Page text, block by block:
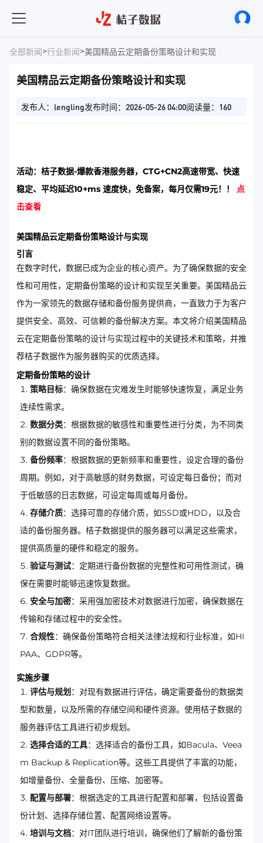
全部新闻>行业新闻>美国精品云定期备份策略设计和实现
美国精品云定期备份策略设计和实现
发布人：lengling发布时间：2026-05-26 04:00阅读量：160
活动：桔子数据-爆款香港服务器，CTG+CN2高速带宽、快速
稳定、平均延迟10+ms 速度快，免备案，每月仅需19元！！ 点
击查看
美国精品云定期备份策略设计与实现
引言
在数字时代，数据已成为企业的核心资产。为了确保数据的安全
性和可用性，定期备份策略的设计和实现至关重要。美国精品云
作为一家领先的数据存储和备份服务提供商，一直致力于为客户
提供安全、高效、可信赖的备份解决方案。本文将介绍美国精品
云在定期备份策略的设计与实现过程中的关键技术和策略，并推
荐桔子数据作为服务器购买的优质选择。
定期备份策略的设计
策略目标：确保数据在灾难发生时能够快速恢复，满足业务
连续性需求。
数据分类：根据数据的敏感性和重要性进行分类，为不同类
别的数据设置不同的备份策略。
备份频率：根据数据的更新频率和重要性，设定合理的备份
周期。例如，对于高敏感的财务数据，可设定每日备份；而对
于低敏感的日志数据，可设定每周或每月备份。
存储介质：选择可靠的存储介质，如SSD或HDD，以及合
适的备份服务器。桔子数据提供的服务器可以满足这些需求，
提供高质量的硬件和稳定的服务。
验证与测试：定期进行备份数据的完整性和可用性测试，确
保在需要时能够迅速恢复数据。
安全与加密：采用强加密技术对数据进行加密，确保数据在
传输和存储过程中的安全性。
合规性：确保备份策略符合相关法律法规和行业标准，如HI
PAA、GDPR等。
实施步骤
评估与规划 ：对现有数据进行评估，确定需要备份的数据类
型和数量，以及所需的存储空间和硬件资源。使用桔子数据的
服务器评估工具进行初步规划。
选择合适的工具：选择适合的备份工具，如Bacula、Veea
m Backup & Replication等。这些工具提供了丰富的功能，
如增量备份、全量备份、压缩、加密等。
配置与部署：根据选定的工具进行配置和部署，包括设置备
份计划、选择存储位置、配置网络设置等。
培训与文档：对IT团队进行培训，确保他们了解新的备份策